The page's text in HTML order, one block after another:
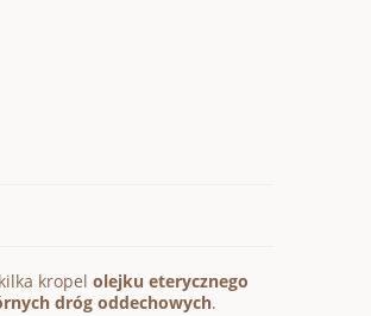
kropel olejku eterycznego
dróg oddechowych.